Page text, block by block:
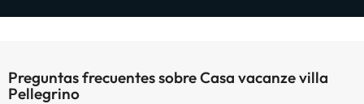
Preguntas frecuentes sobre Casa vacanze villa
Pellegrino